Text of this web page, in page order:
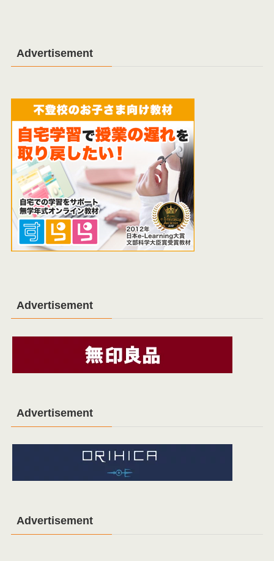
Advertisement
Advertisement
Advertisement
Advertisement